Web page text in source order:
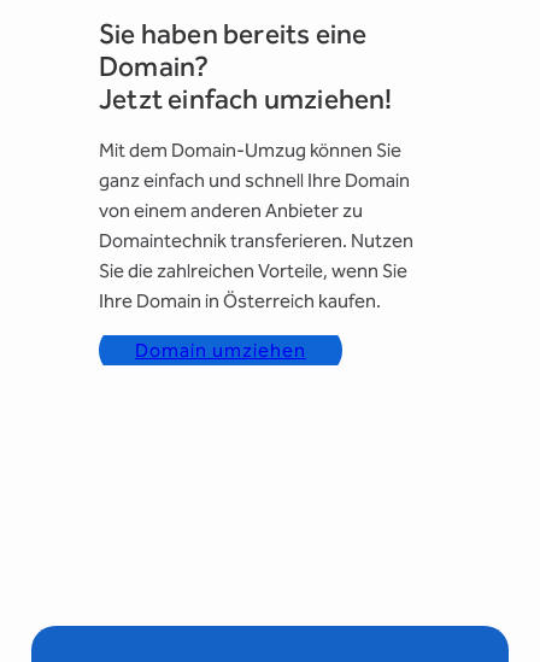
Sie haben bereits eine
Domain?
Jetzt einfach umziehen!
Mit dem Domain-Umzug können Sie
ganz einfach und schnell Ihre Domain
von einem anderen Anbieter zu
Domaintechnik transferieren. Nutzen
Sie die zahlreichen Vorteile, wenn Sie
Ihre Domain in Österreich kaufen.
Domain umziehen